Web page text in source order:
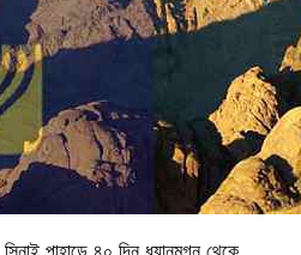
পাহাড়ে ৪০ দিন ধ্যানমগ্ন থেকে